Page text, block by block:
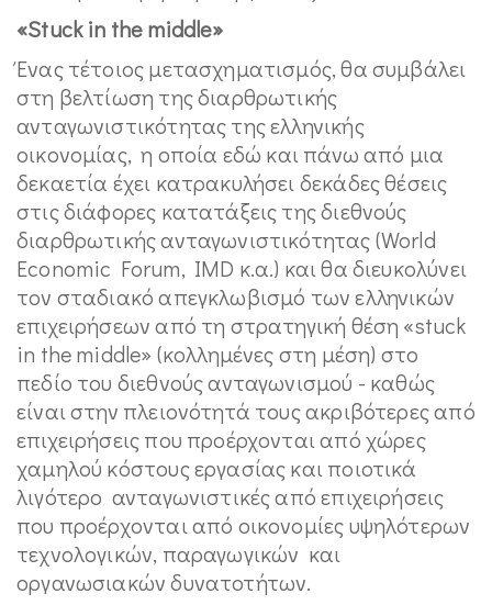
«Stuck in the middle»
Ένας τέτοιος μετασχηματισμός, θα συμβάλει
στη βελτίωση της διαρθρωτικής
ανταγωνιστικότητας της ελληνικής
οικονομίας, η οποία εδώ και πάνω από μια
δεκαετία έχει κατρακυλήσει δεκάδες θέσεις
στις διάφορες κατατάξεις της διεθνούς
διαρθρωτικής ανταγωνιστικότητας (World
Economic Forum, IMD κ.α.) και θα διευκολύνει
τον σταδιακό απεγκλωβισμό των ελληνικών
επιχειρήσεων από τη στρατηγική θέση «stuck
in the middle» (κολλημένες στη μέση) στο
πεδίο του διεθνούς ανταγωνισμού - καθώς
είναι στην πλειονότητά τους ακριβότερες από
επιχειρήσεις που προέρχονται από χώρες
χαμηλού κόστους εργασίας και ποιοτικά
λιγότερο ανταγωνιστικές από επιχειρήσεις
που προέρχονται από οικονομίες υψηλότερων
τεχνολογικών, παραγωγικών και
οργανωσιακών δυνατοτήτων.